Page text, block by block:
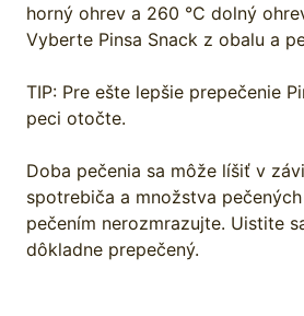
horný ohrev a 260 °C dolný
Vyberte Pinsa Snack z obalu a
TIP: Pre ešte lepšie prepečenie
peci otočte.
Doba pečenia sa môže líšiť v
spotrebiča a množstva
pečením nerozmrazujte. Uistite
dôkladne prepečený.